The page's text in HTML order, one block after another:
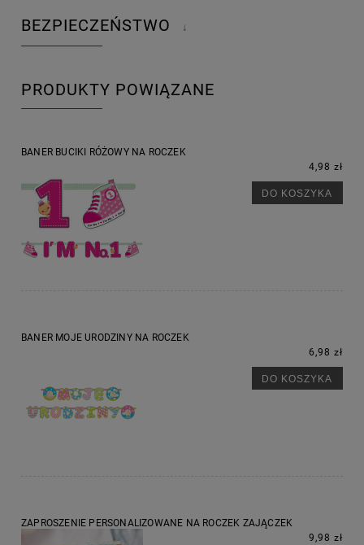
BEZPIECZEŃSTWO ↓
PRODUKTY POWIĄZANE
BANER BUCIKI RÓŻOWY NA ROCZEK
4,98 zł
DO KOSZYKA
BANER MOJE URODZINY NA ROCZEK
6,98 zł
DO KOSZYKA
ZAPROSZENIE PERSONALIZOWANE NA ROCZEK ZAJĄCZEK
9,98 zł